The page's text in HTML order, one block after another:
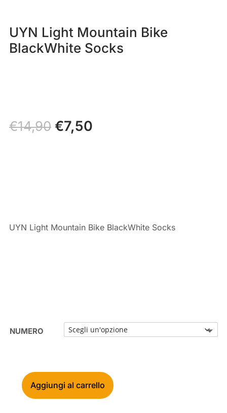
UYN Light Mountain Bike
BlackWhite Socks
€14,90 Il
prezzo
€7,50Il
UYN Light Mountain Bike BlackWhite Socks
NUMERO
UYN
LIGHT
Aggiungi al carrello